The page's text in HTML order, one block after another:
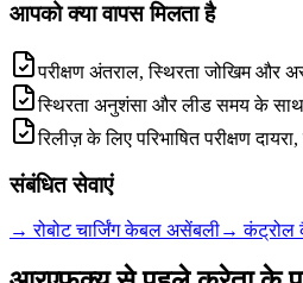
आपको क्या वापस मिलता है
परीक्षण अंतराल, स्थिरता जोखिम और
स्थिरता अनुशंसा और लीड समय के साथ
रिलीज़ के लिए परिभाषित परीक्षण
संबंधित सेवाएं
→रोबोट चार्जिंग केबल असेंबली→कंट्रोल